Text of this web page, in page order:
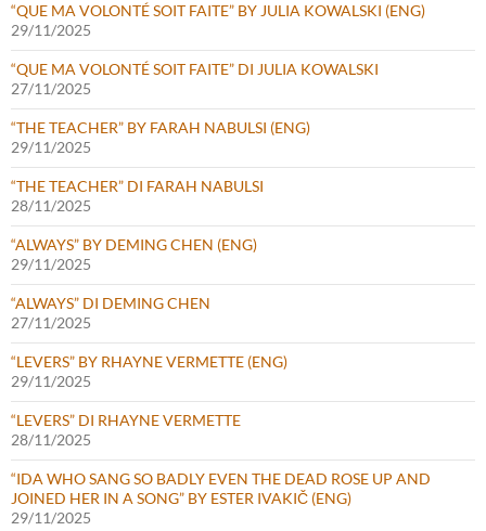
“QUE MA VOLONTÉ SOIT FAITE” BY JULIA KOWALSKI (ENG)
29/11/2025
“QUE MA VOLONTÉ SOIT FAITE” DI JULIA KOWALSKI
27/11/2025
“THE TEACHER” BY FARAH NABULSI (ENG)
29/11/2025
“THE TEACHER” DI FARAH NABULSI
28/11/2025
“ALWAYS” BY DEMING CHEN (ENG)
29/11/2025
“ALWAYS” DI DEMING CHEN
27/11/2025
“LEVERS” BY RHAYNE VERMETTE (ENG)
29/11/2025
“LEVERS” DI RHAYNE VERMETTE
28/11/2025
“IDA WHO SANG SO BADLY EVEN THE DEAD ROSE UP AND
JOINED HER IN A SONG” BY ESTER IVAKIČ (ENG)
29/11/2025